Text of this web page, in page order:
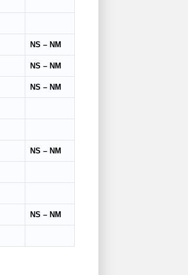
NS – NM
NS – NM
NS – NM
NS – NM
NS – NM